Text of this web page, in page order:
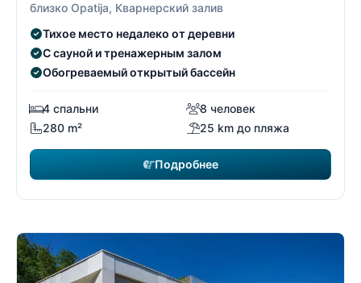
близко Opatija, Кварнерский залив
Тихое место недалеко от деревни
С сауной и тренажерным залом
Обогреваемый открытый бассейн
4 спальни
8 человек
280 m²
25 km до пляжа
Подробнее